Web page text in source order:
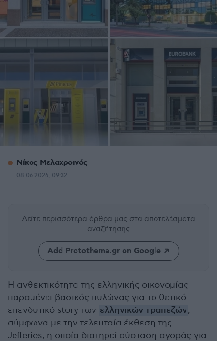
Νίκος Μελαχροινός
08.06.2026, 09:32
Δείτε περισσότερα άρθρα μας στα αποτελέσματα
αναζήτησης
Add Protothema.gr on Google
Η ανθεκτικότητα της ελληνικής οικονομίας
παραμένει βασικός πυλώνας για το θετικό
επενδυτικό story των ελληνικών τραπεζών,
σύμφωνα με την τελευταία έκθεση της
Jefferies, η οποία διατηρεί σύσταση αγοράς για